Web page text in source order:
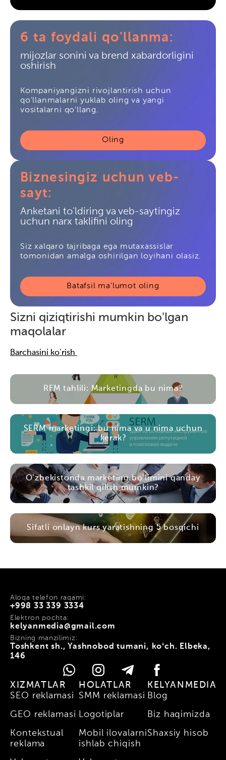
6 ta foydali qo'llanma:
mijozlar sonini va brend xabardorligini
oshirish
Kompaniyangizni rivojlantirish uchun
qo'llanmalarni yuklab oling va yangi
vositalarni qo'llang.
Oling
Biznesingiz uchun veb-
sayt:
Anketani to'ldiring va veb-saytingiz
uchun narx taklifini oling
Siz xalqaro tajribaga ega mutaxassislar
tomonidan amalga oshirilgan loyihani olasiz.
Batafsil ma'lumot oling
Sizni qiziqtirishi mumkin bo'lgan
maqolalar
Barchasini ko'rish
RFM tahlili: Marketingda bu nima?
SERM marketingi: bu nima va u nima uchun
kerak?
O'zbekistonda marketing bo'limini qanday
tashkil qilish mumkin?
Sifatli onlayn kurs yaratishning 5 bosqichi
+998 33 339 3334
Aloqa telefon raqami:
kelyanmedia@gmail.com
Elektron pochta:
Toshkent sh., Yashnobod tumani, koʻch. Elbeka,
146
Bizning manzilimiz:
XIZMATLAR
SEO reklamasi
GEO reklamasi
Kontekstual
reklama
HOLATLAR
SMM reklamasi
Logotiplar
Mobil ilovalarni
ishlab chiqish
KELYANMEDIA
Blog
Biz haqimizda
Shaxsiy hisob